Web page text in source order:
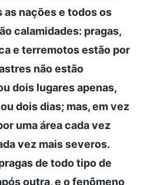
as nações e todos os
calamidades: pragas,
e terremotos estão por
não estão
dois lugares apenas,
dois dias; mas, em vez
uma área cada vez
vez mais severos.
de todo tipo de
outra, e o fenômeno